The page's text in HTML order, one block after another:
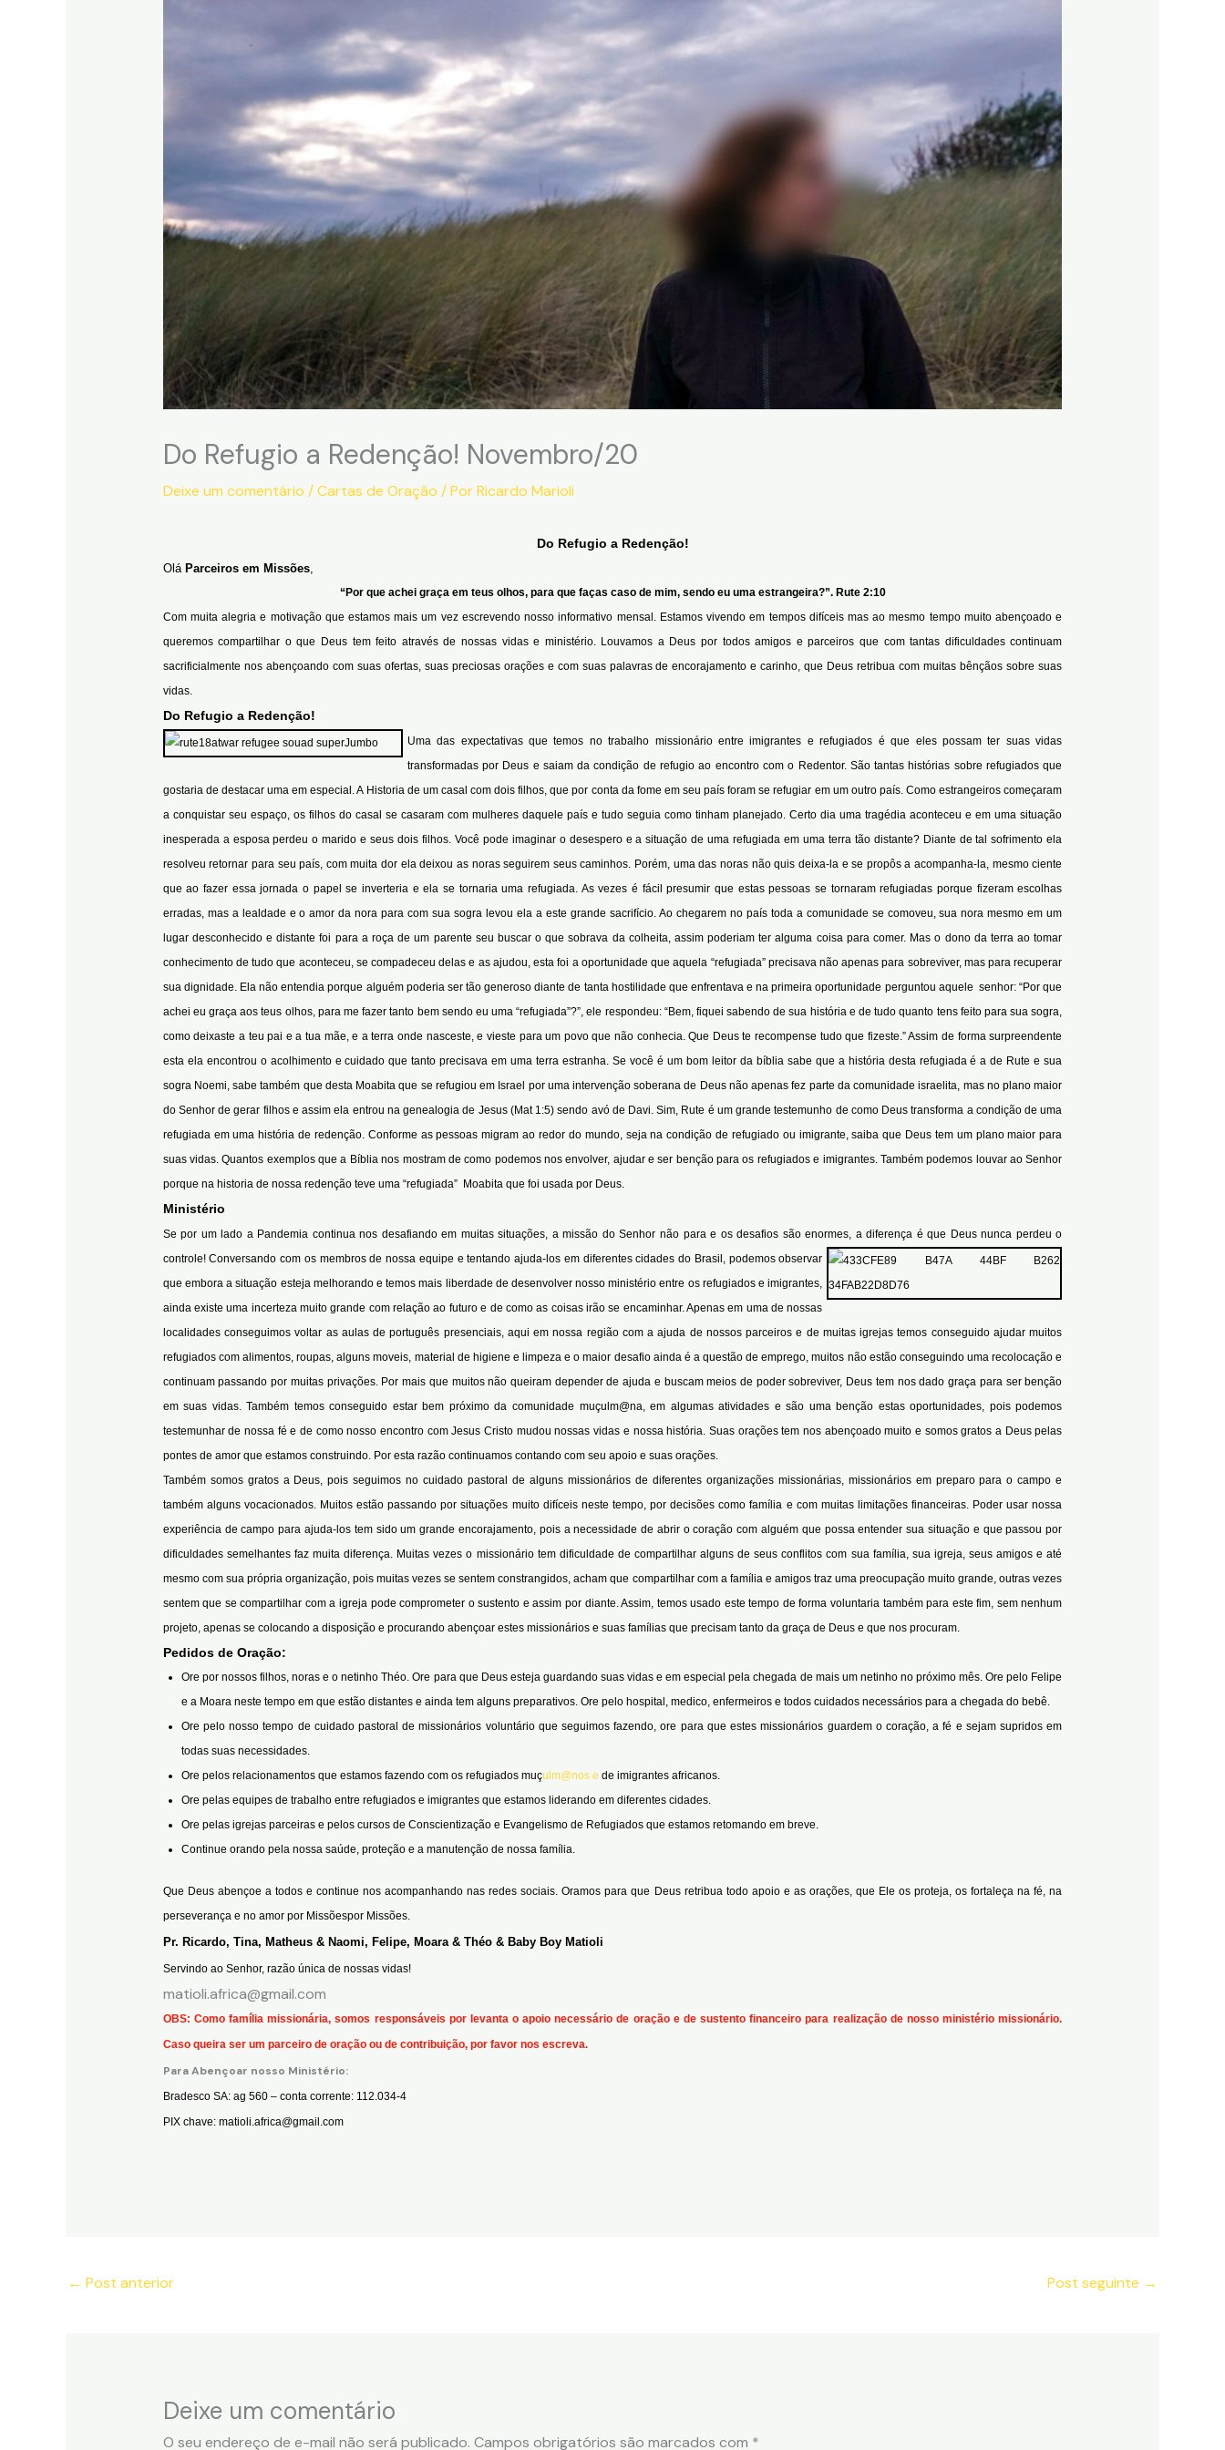
Do Refugio a Redenção! Novembro/20
Deixe um comentário /Cartas de Oração / PorRicardo Marioli
Do Refugio a Redenção!
Olá Parceiros em Missões,
“Por que achei graça em teus olhos, para que faças caso de mim, sendo eu uma estrangeira?”. Rute 2:10
Com muita alegria e motivação que estamos mais um vez escrevendo nosso informativo mensal. Estamos vivendo em tempos difíceis mas ao mesmo tempo muito abençoado e
queremos compartilhar o que Deus tem feito através de nossas vidas e ministério. Louvamos a Deus por todos amigos e parceiros que com tantas dificuldades continuam
sacrificialmente nos abençoando com suas ofertas, suas preciosas orações e com suas palavras de encorajamento e carinho, que Deus retribua com muitas bênçãos sobre suas
vidas.
Do Refugio a Redenção!
Uma das expectativas que temos no trabalho missionário entre imigrantes e refugiados é que eles possam ter suas vidas
transformadas por Deus e saiam da condição de refugio ao encontro com o Redentor. São tantas histórias sobre refugiados que
gostaria de destacar uma em especial. A Historia de um casal com dois filhos, que por conta da fome em seu país foram se refugiar em um outro país. Como estrangeiros começaram
a conquistar seu espaço, os filhos do casal se casaram com mulheres daquele país e tudo seguia como tinham planejado. Certo dia uma tragédia aconteceu e em uma situação
inesperada a esposa perdeu o marido e seus dois filhos. Você pode imaginar o desespero e a situação de uma refugiada em uma terra tão distante? Diante de tal sofrimento ela
resolveu retornar para seu país, com muita dor ela deixou as noras seguirem seus caminhos. Porém, uma das noras não quis deixa-la e se propôs a acompanha-la, mesmo ciente
que ao fazer essa jornada o papel se inverteria e ela se tornaria uma refugiada. As vezes é fácil presumir que estas pessoas se tornaram refugiadas porque fizeram escolhas
erradas, mas a lealdade e o amor da nora para com sua sogra levou ela a este grande sacrifício. Ao chegarem no país toda a comunidade se comoveu, sua nora mesmo em um
lugar desconhecido e distante foi para a roça de um parente seu buscar o que sobrava da colheita, assim poderiam ter alguma coisa para comer. Mas o dono da terra ao tomar
conhecimento de tudo que aconteceu, se compadeceu delas e as ajudou, esta foi a oportunidade que aquela “refugiada” precisava não apenas para sobreviver, mas para recuperar
sua dignidade. Ela não entendia porque alguém poderia ser tão generoso diante de tanta hostilidade que enfrentava e na primeira oportunidade perguntou aquele senhor: “Por que
achei eu graça aos teus olhos, para me fazer tanto bem sendo eu uma “refugiada”?”, ele respondeu: “Bem, fiquei sabendo de sua história e de tudo quanto tens feito para sua sogra,
como deixaste a teu pai e a tua mãe, e a terra onde nasceste, e vieste para um povo que não conhecia. Que Deus te recompense tudo que fizeste.” Assim de forma surpreendente
esta ela encontrou o acolhimento e cuidado que tanto precisava em uma terra estranha. Se você é um bom leitor da bíblia sabe que a história desta refugiada é a de Rute e sua
sogra Noemi, sabe também que desta Moabita que se refugiou em Israel por uma intervenção soberana de Deus não apenas fez parte da comunidade israelita, mas no plano maior
do Senhor de gerar filhos e assim ela entrou na genealogia de Jesus (Mat 1:5) sendo avó de Davi. Sim, Rute é um grande testemunho de como Deus transforma a condição de uma
refugiada em uma história de redenção. Conforme as pessoas migram ao redor do mundo, seja na condição de refugiado ou imigrante, saiba que Deus tem um plano maior para
suas vidas. Quantos exemplos que a Bíblia nos mostram de como podemos nos envolver, ajudar e ser benção para os refugiados e imigrantes. Também podemos louvar ao Senhor
porque na historia de nossa redenção teve uma “refugiada” Moabita que foi usada por Deus.
Ministério
Se por um lado a Pandemia continua nos desafiando em muitas situações, a missão do Senhor não para e os desafios são enormes, a diferença é que Deus nunca perdeu o
controle! Conversando com os membros de nossa equipe e tentando ajuda-los em diferentes cidades do Brasil, podemos observar
que embora a situação esteja melhorando e temos mais liberdade de desenvolver nosso ministério entre os refugiados e imigrantes,
ainda existe uma incerteza muito grande com relação ao futuro e de como as coisas irão se encaminhar. Apenas em uma de nossas
localidades conseguimos voltar as aulas de português presenciais, aqui em nossa região com a ajuda de nossos parceiros e de muitas igrejas temos conseguido ajudar muitos
refugiados com alimentos, roupas, alguns moveis, material de higiene e limpeza e o maior desafio ainda é a questão de emprego, muitos não estão conseguindo uma recolocação e
continuam passando por muitas privações. Por mais que muitos não queiram depender de ajuda e buscam meios de poder sobreviver, Deus tem nos dado graça para ser benção
em suas vidas. Também temos conseguido estar bem próximo da comunidade muçulm@na, em algumas atividades e são uma benção estas oportunidades, pois podemos
testemunhar de nossa fé e de como nosso encontro com Jesus Cristo mudou nossas vidas e nossa história. Suas orações tem nos abençoado muito e somos gratos a Deus pelas
pontes de amor que estamos construindo. Por esta razão continuamos contando com seu apoio e suas orações.
Também somos gratos a Deus, pois seguimos no cuidado pastoral de alguns missionários de diferentes organizações missionárias, missionários em preparo para o campo e
também alguns vocacionados. Muitos estão passando por situações muito difíceis neste tempo, por decisões como família e com muitas limitações financeiras. Poder usar nossa
experiência de campo para ajuda-los tem sido um grande encorajamento, pois a necessidade de abrir o coração com alguém que possa entender sua situação e que passou por
dificuldades semelhantes faz muita diferença. Muitas vezes o missionário tem dificuldade de compartilhar alguns de seus conflitos com sua família, sua igreja, seus amigos e até
mesmo com sua própria organização, pois muitas vezes se sentem constrangidos, acham que compartilhar com a família e amigos traz uma preocupação muito grande, outras vezes
sentem que se compartilhar com a igreja pode comprometer o sustento e assim por diante. Assim, temos usado este tempo de forma voluntaria também para este fim, sem nenhum
projeto, apenas se colocando a disposição e procurando abençoar estes missionários e suas famílias que precisam tanto da graça de Deus e que nos procuram.
Pedidos de Oração:
Ore por nossos filhos, noras e o netinho Théo. Ore para que Deus esteja guardando suas vidas e em especial pela chegada de mais um netinho no próximo mês. Ore pelo Felipe
e a Moara neste tempo em que estão distantes e ainda tem alguns preparativos. Ore pelo hospital, medico, enfermeiros e todos cuidados necessários para a chegada do bebê.
Ore pelo nosso tempo de cuidado pastoral de missionários voluntário que seguimos fazendo, ore para que estes missionários guardem o coração, a fé e sejam supridos em
todas suas necessidades.
Ore pelos relacionamentos que estamos fazendo com os refugiados muçulm@nos e de imigrantes africanos.
Ore pelas equipes de trabalho entre refugiados e imigrantes que estamos liderando em diferentes cidades.
Ore pelas igrejas parceiras e pelos cursos de Conscientização e Evangelismo de Refugiados que estamos retomando em breve.
Continue orando pela nossa saúde, proteção e a manutenção de nossa família.
Que Deus abençoe a todos e continue nos acompanhando nas redes sociais. Oramos para que Deus retribua todo apoio e as orações, que Ele os proteja, os fortaleça na fé, na
perseverança e no amor por Missõespor Missões.
Pr. Ricardo, Tina, Matheus & Naomi, Felipe, Moara & Théo & Baby Boy Matioli
Servindo ao Senhor, razão única de nossas vidas!
matioli.africa@gmail.com
OBS: Como família missionária, somos responsáveis por levanta o apoio necessário de oração e de sustento financeiro para realização de nosso ministério missionário.
Caso queira ser um parceiro de oração ou de contribuição, por favor nos escreva.
Para Abençoar nosso Ministério:
Bradesco SA: ag 560 – conta corrente: 112.034-4
PIX chave: matioli.africa@gmail.com
← Post anterior Post seguinte →
Deixe um comentário
O seu endereço de e-mail não será publicado. Campos obrigatórios são marcados com *